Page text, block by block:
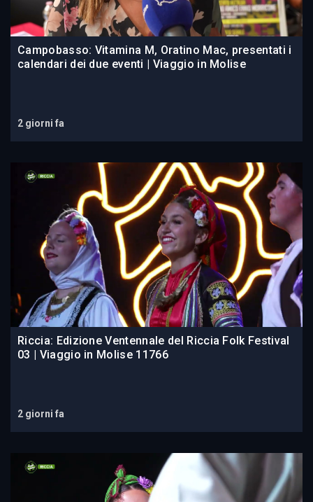
Campobasso: Vitamina M, Oratino Mac, presentati i
calendari dei due eventi | Viaggio in Molise
2 giorni fa
Riccia: Edizione Ventennale del Riccia Folk Festival
03 | Viaggio in Molise 11766
2 giorni fa